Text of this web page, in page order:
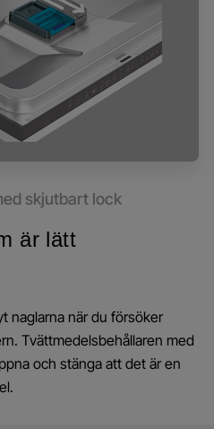
skjutbart lock
är lätt
naglarna när du försöker
Tvättmedelsbehållaren med
och stänga att det är en